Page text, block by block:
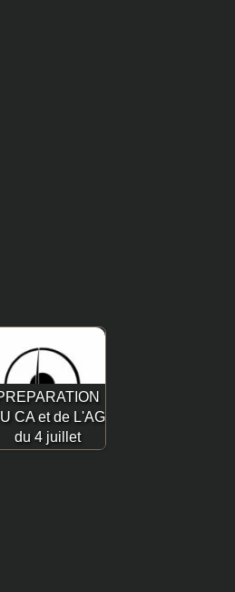
CA et de L'AG
du 4 juillet